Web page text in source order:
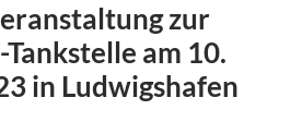
zur
am 10.
in Ludwigshafen